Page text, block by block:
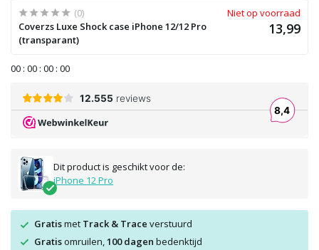
(0)
Coverzs Luxe Shock case iPhone 12/12 Pro
(transparant)
Niet op voorraad
13,99
00 : 00 : 00 : 00
Dit product is geschikt voor de:
iPhone 12 Pro
Gratismet Track & Trace verstuurd
Gratisomruilen, 100 dagen bedenktijd